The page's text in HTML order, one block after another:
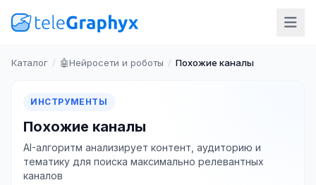
Каталог / 🤖Нейросети и роботы / Похожие каналы
ИНСТРУМЕНТЫ
Похожие каналы
AI-алгоритм анализирует контент, аудиторию и
тематику для поиска максимально релевантных
каналов